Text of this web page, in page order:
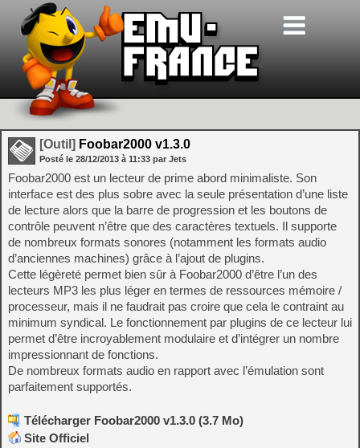
[Outil] Foobar2000 v1.3.0
Posté le 28/12/2013 à 11:33 par Jets
Foobar2000 est un lecteur de prime abord minimaliste. Son
interface est des plus sobre avec la seule présentation d’une liste
de lecture alors que la barre de progression et les boutons de
contrôle peuvent n’être que des caractères textuels. Il supporte
de nombreux formats sonores (notamment les formats audio
d’anciennes machines) grâce à l’ajout de plugins.
Cette légèreté permet bien sûr à Foobar2000 d’être l’un des
lecteurs MP3 les plus léger en termes de ressources mémoire /
processeur, mais il ne faudrait pas croire que cela le contraint au
minimum syndical. Le fonctionnement par plugins de ce lecteur lui
permet d’être incroyablement modulaire et d’intégrer un nombre
impressionnant de fonctions.
De nombreux formats audio en rapport avec l’émulation sont
parfaitement supportés.
Télécharger Foobar2000 v1.3.0 (3.7 Mo)
Site Officiel